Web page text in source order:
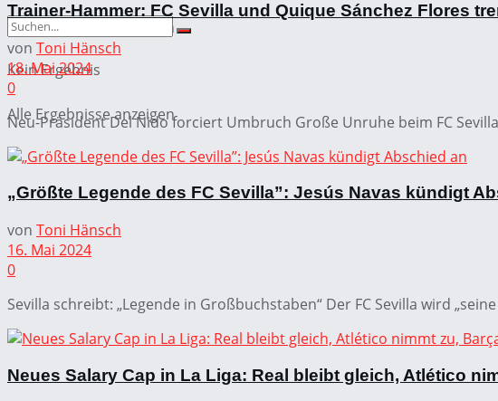
Alle Ergebnisse anzeigen
Kein Ergebnis
Alle Ergebnisse anzeigen
Trainer-Hammer: FC Sevilla und Quique Sánchez Flores
von Toni Hänsch
18. Mai 2024
0
Neu-Präsident Del Nido forciert Umbruch Große Unruhe beim FC
„Größte Legende des FC Sevilla”: Jesús Navas kündigt
von Toni Hänsch
16. Mai 2024
0
Sevilla schreibt: „Legende in Großbuchstaben“ Der FC Sevilla wird
Neues Salary Cap in La Liga: Real bleibt gleich, Atlético